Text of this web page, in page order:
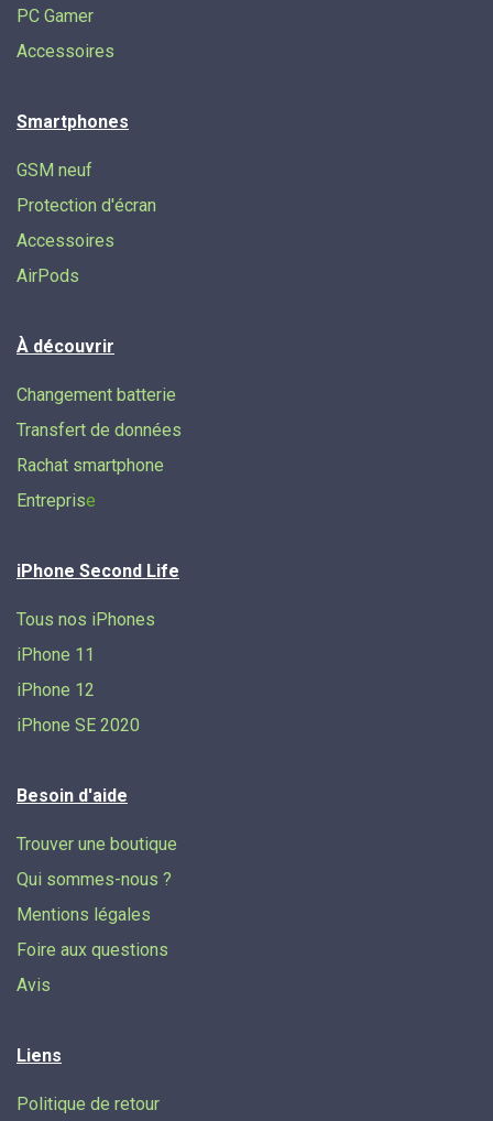
PC Gamer
Accessoires
Smartphones
GSM neuf
Protection d'écran
Accessoires
AirPods
À découvrir
Changement batterie
Transfert de données​
Rachat smartphone
Entreprise
iPhone Second Life
Tous nos iPhones
iPhone 11
iPhone 12
iPhone SE 2020
Besoin d'aide
Trouver une boutique
Qui sommes-nous ?
Mentions légales
Foire aux questions
Avis
Liens
Politique de retour